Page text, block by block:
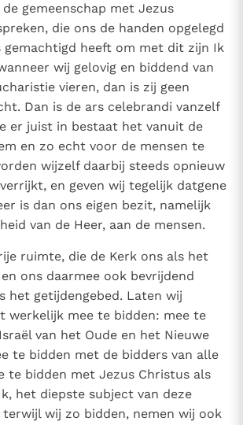
gemeenschap met Jezus
die ons de handen opgelegd
gemachtigd heeft om met dit zijn Ik
wij gelovig en biddend van
vieren, dan is zij geen
Dan is de ars celebrandi vanzelf
er juist in bestaat het vanuit de
en zo echt voor de mensen te
wijzelf daarbij steeds opnieuw
en geven wij tegelijk datgene
is dan ons eigen bezit, namelijk
van de Heer, aan de mensen.
ruimte, die de Kerk ons als het
ons daarmee ook bevrijdend
het getijdengebed. Laten wij
werkelijk mee te bidden: mee te
van het Oude en het Nieuwe
te bidden met de bidders van alle
te bidden met Jezus Christus als
het diepste subject van deze
terwijl wij zo bidden, nemen wij ook